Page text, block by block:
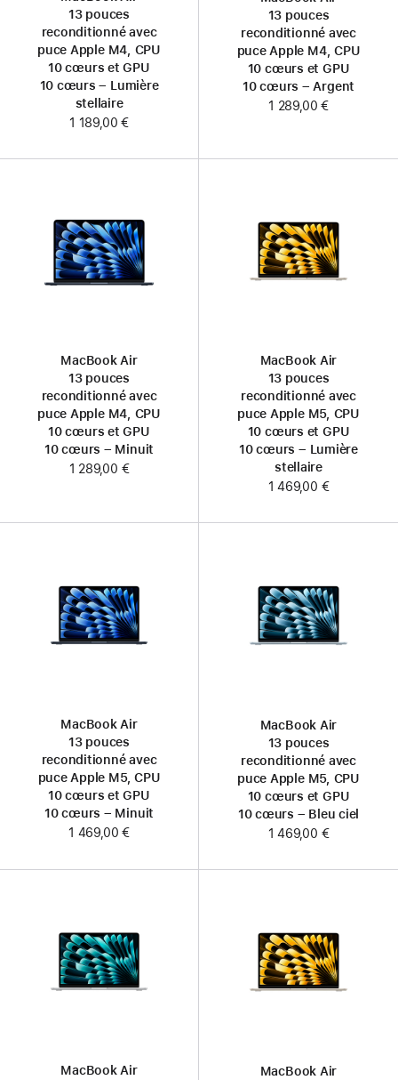
13 pouces
reconditionné avec
puce Apple M4, CPU
10 cœurs et GPU
10 cœurs – Lumière
stellaire
1 189,00 €
13 pouces
reconditionné avec
puce Apple M4, CPU
10 cœurs et GPU
10 cœurs – Argent
1 289,00 €
MacBook Air
13 pouces
reconditionné avec
puce Apple M4, CPU
10 cœurs et GPU
10 cœurs – Minuit
1 289,00 €
MacBook Air
13 pouces
reconditionné avec
puce Apple M5, CPU
10 cœurs et GPU
10 cœurs – Lumière
stellaire
1 469,00 €
MacBook Air
13 pouces
reconditionné avec
puce Apple M5, CPU
10 cœurs et GPU
10 cœurs – Minuit
1 469,00 €
MacBook Air
13 pouces
reconditionné avec
puce Apple M5, CPU
10 cœurs et GPU
10 cœurs – Bleu ciel
1 469,00 €
MacBook Air
MacBook Air